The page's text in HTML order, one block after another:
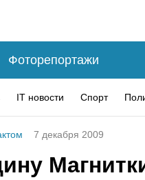
Фоторепортажи
IT новости Спорт
7 декабря 2009